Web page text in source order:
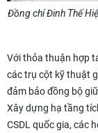
Đồng chí Đinh Thế
Với thỏa thuận hợp
các trụ cột kỹ thuật
đảm bảo đồng bộ
Xây dựng hạ tầng
CSDL quốc gia, các